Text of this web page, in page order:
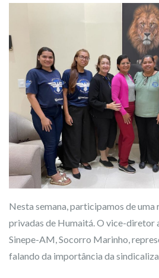
Nesta semana, participamos de uma
privadas de Humaitá. O vice-diretor
Sinepe-AM, Socorro Marinho,
falando da importância da